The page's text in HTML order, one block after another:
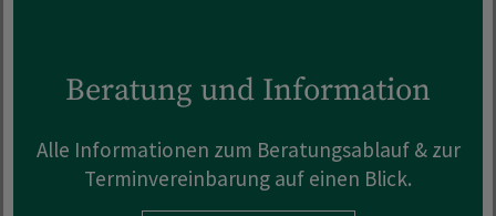
Beratung und Information
Alle Informationen zum Beratungsablauf & zur
Terminvereinbarung auf einen Blick.